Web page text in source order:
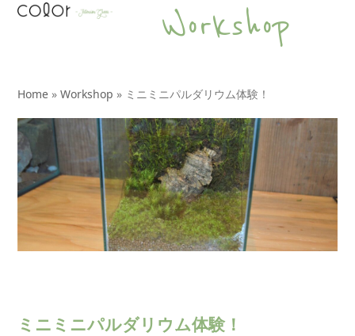
SkipOpen
Close
Workshop
Home »Workshop » ミニミニパルダリウム体験！
ミニミニパルダリウム体験！